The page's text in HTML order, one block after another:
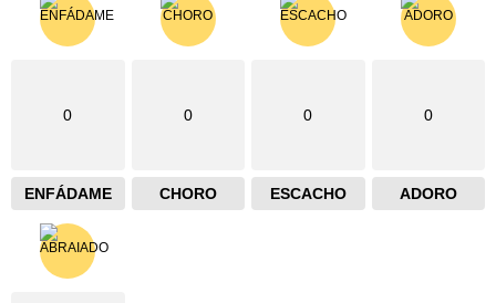
0
ENFÁDAME
0
CHORO
0
ESCACHO
0
ADORO